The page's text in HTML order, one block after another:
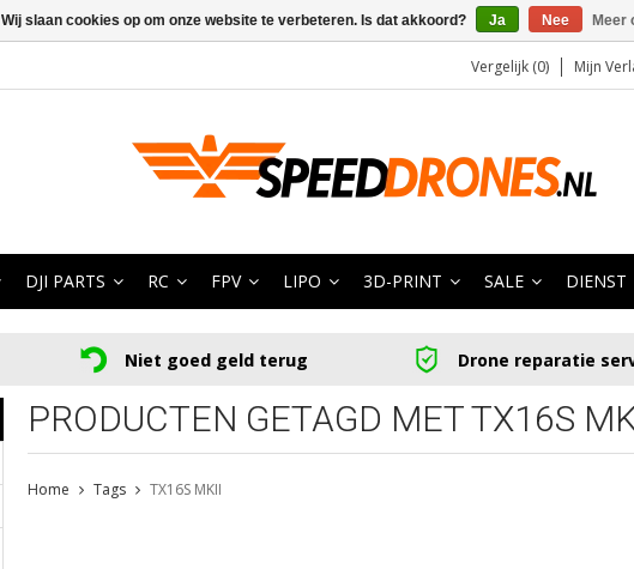
Vergelijk (0) Mijn
DJI PARTS RC FPV LIPO 3D-PRINT SALE DIENST
Niet goed geld terug Drone reparatie
PRODUCTEN GETAGD MET TX16S
Home Tags TX16S MKII
Wij slaan cookies op om onze website te verbeteren. Is dat akkoord? Ja Nee Meer